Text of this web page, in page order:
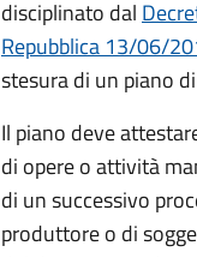
disciplinato dal
Repubblica 13/06/
stesura di un piano
Il piano deve
di opere o attività
di un successivo
produttore o di